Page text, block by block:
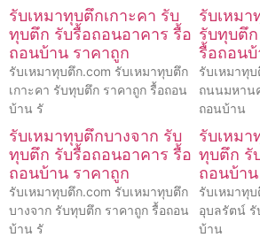
รับเหมาทุบตึกเกาะคา รับ
ทุบตึก รับรื้อถอนอาคาร รื้อ
ถอนบ้าน ราคาถูก
รับเหมาทุบตึก.com รับเหมาทุบตึก
เกาะคา รับทุบตึก ราคาถูก รื้อถอน
บ้าน รั
รับเหม
รับทุบตึ
รื้อถอน
รับเหมาทุ
ถนนมหาน
ถอนบ้าน
รับเหมาทุบตึกบางจาก รับ
ทุบตึก รับรื้อถอนอาคาร รื้อ
ถอนบ้าน ราคาถูก
รับเหมาทุบตึก.com รับเหมาทุบตึก
บางจาก รับทุบตึก ราคาถูก รื้อถอน
บ้าน รั
รับเหม
ทุบตึก รั
ถอนบ้า
รับเหมาทุ
อุบลรัตน์ รั
บ้าน